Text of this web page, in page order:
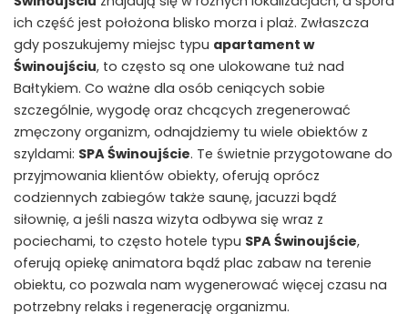
ich część jest położona blisko morza i plaż. Zwłaszcza
gdy poszukujemy miejsc typu apartament w
Świnoujściu, to często są one ulokowane tuż nad
Bałtykiem. Co ważne dla osób ceniących sobie
szczególnie, wygodę oraz chcących zregenerować
zmęczony organizm, odnajdziemy tu wiele obiektów z
szyldami: SPA Świnoujście. Te świetnie przygotowane do
przyjmowania klientów obiekty, oferują oprócz
codziennych zabiegów także saunę, jacuzzi bądź
siłownię, a jeśli nasza wizyta odbywa się wraz z
pociechami, to często hotele typu SPA Świnoujście,
oferują opiekę animatora bądź plac zabaw na terenie
obiektu, co pozwala nam wygenerować więcej czasu na
potrzebny relaks i regenerację organizmu.